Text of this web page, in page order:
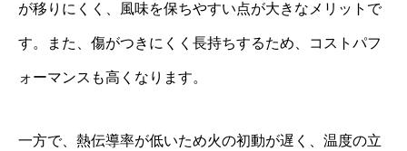
が移りにくく、風味を保ちやすい点が大きなメリットで
す。また、傷がつきにくく長持ちするため、コストパフ
ォーマンスも高くなります。
一方で、熱伝導率が低いため火の初動が遅く、温度の立